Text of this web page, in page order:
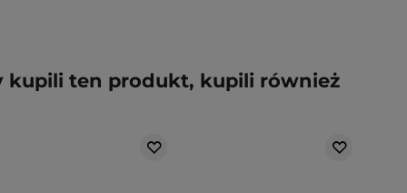
kupili ten produkt, kupili również